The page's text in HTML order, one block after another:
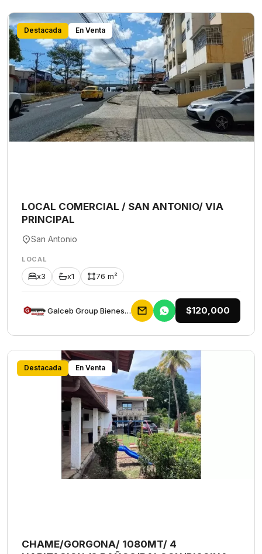
Destacada En Venta
LOCAL COMERCIAL / SAN ANTONIO/ VIA
PRINCIPAL
San Antonio
LOCAL
x3 x1 76 m²
Galceb Group Bienes Raices $120,000
Destacada En Venta
CHAME/GORGONA/ 1080MT/ 4